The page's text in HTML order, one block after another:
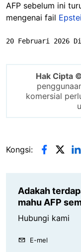
AFP sebelum ini
mengenai fail
20 Februari 2026
Hak Cipta
komersial
Kongsi:
Adakah
mahu AFP
Hubungi kami
E-mel